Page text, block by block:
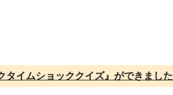
タイムショッククイズ』ができました